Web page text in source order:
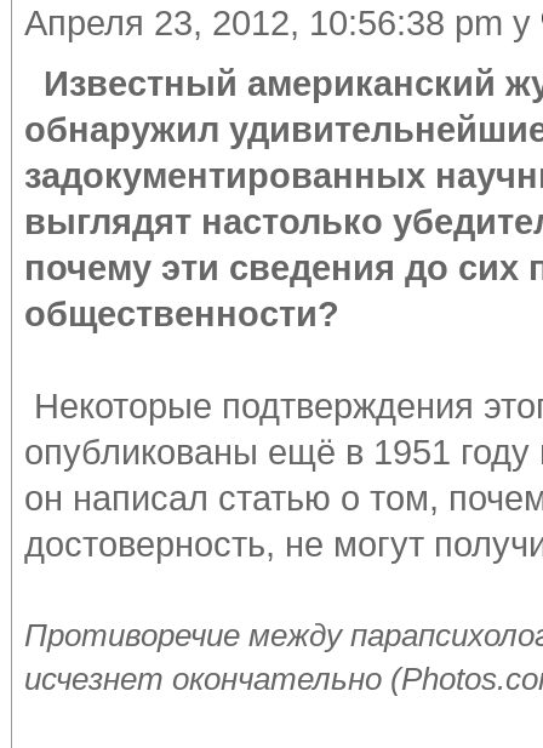
Апреля 23, 2012, 10:56:38 pm у
Известный американский
обнаружил
задокументированных
выглядят настолько
почему эти сведения до
общественности?
Некоторые подтверждения
опубликованы ещё в 1951
он написал статью о том,
достоверность, не могут
Противоречие между
исчезнет окончательно